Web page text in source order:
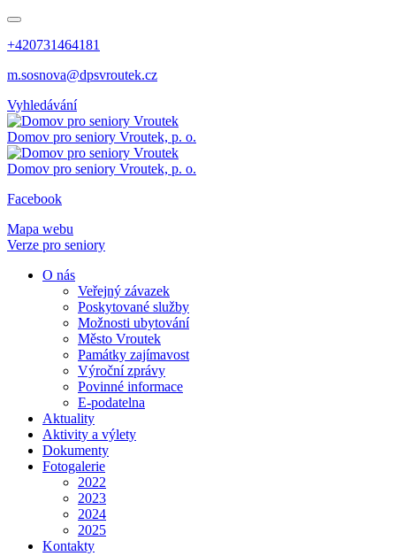
+420731464181
m.sosnova@dpsvroutek.cz
Vyhledávání
Domov pro seniory Vroutek, p. o.
Domov pro seniory Vroutek, p. o.
Facebook
Mapa webu
Verze pro seniory
O nás
Veřejný závazek
Poskytované služby
Možnosti ubytování
Město Vroutek
Památky zajímavost
Výroční zprávy
Povinné informace
E-podatelna
Aktuality
Aktivity a výlety
Dokumenty
Fotogalerie
2022
2023
2024
2025
Kontakty